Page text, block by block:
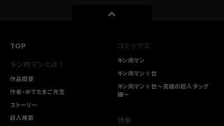
TOP
キン肉マンとは？
作品概要
作者・ゆでたまご先生
ストーリー
超人検索
コミックス
キン肉マン
キン肉マンⅡ世
キン肉マンⅡ世～究極の超人タッグ
編～
特集